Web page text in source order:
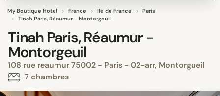
My Boutique Hotel France Ile de France
Paris
Tinah Paris, Réaumur - Montorgeuil
Tinah Paris, Réaumur -
Montorgeuil
108 rue reaumur 75002 - Paris - 02-arr, Montorgueil
7 chambres